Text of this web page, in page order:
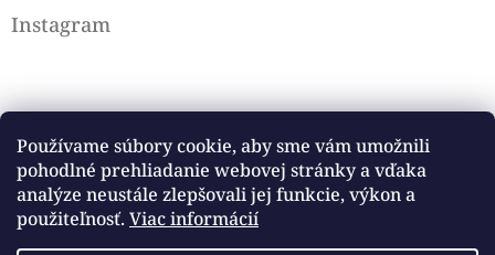
Používame súbory cookie, aby sme vám umožnili
pohodlné prehliadanie webovej stránky a vďaka
analýze neustále zlepšovali jej funkcie, výkon a
použiteľnosť. Viac informácií
Instagram
Sledovať na Instagrame
Facebook